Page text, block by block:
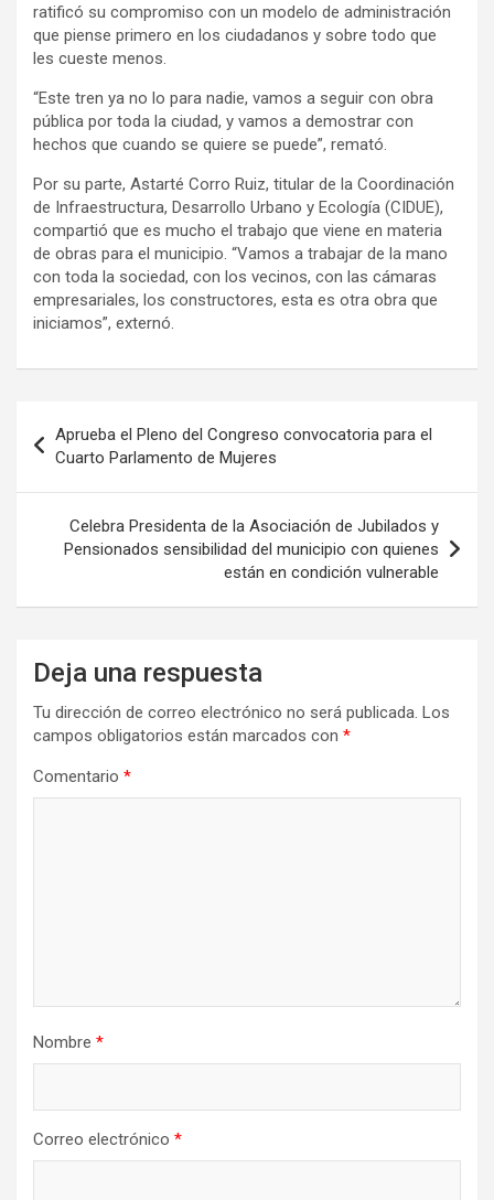
ratificó su compromiso con un modelo de administración
que piense primero en los ciudadanos y sobre todo que
les cueste menos.
“Este tren ya no lo para nadie, vamos a seguir con obra
pública por toda la ciudad, y vamos a demostrar con
hechos que cuando se quiere se puede”, remató.
Por su parte, Astarté Corro Ruiz, titular de la Coordinación
de Infraestructura, Desarrollo Urbano y Ecología (CIDUE),
compartió que es mucho el trabajo que viene en materia
de obras para el municipio. “Vamos a trabajar de la mano
con toda la sociedad, con los vecinos, con las cámaras
empresariales, los constructores, esta es otra obra que
iniciamos”, externó.
de
entradas
Aprueba el Pleno del Congreso convocatoria para el
Cuarto Parlamento de Mujeres
Celebra Presidenta de la Asociación de Jubilados y
Pensionados sensibilidad del municipio con quienes
están en condición vulnerable
Deja una respuesta
Tu dirección de correo electrónico no será publicada. Los
campos obligatorios están marcados con *
Comentario *
Nombre *
Correo electrónico *